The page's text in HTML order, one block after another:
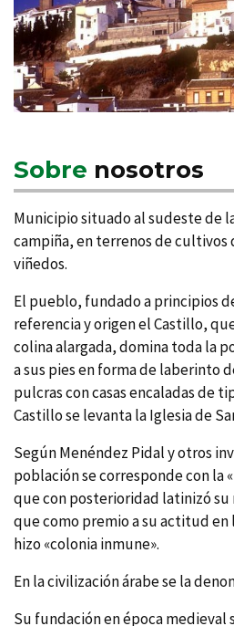
Sobre nosotros
Municipio situado al sudeste de
campiña, en terrenos de cultivos
viñedos.
El pueblo, fundado a principios
referencia y origen el Castillo,
colina alargada, domina toda la
a sus pies en forma de laberinto
pulcras con casas encaladas de
Castillo se levanta la Iglesia de
Según Menéndez Pidal y otros
población se corresponde con la
que con posterioridad latinizó su
que como premio a su actitud en
hizo «colonia inmune».
En la civilización árabe se la
Su fundación en época medieval